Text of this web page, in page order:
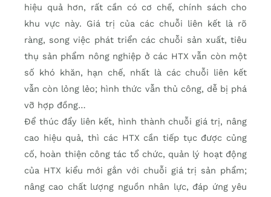
hiệu quả hơn, rất cần có cơ chế, chính sách cho
khu vực này. Giá trị của các chuỗi liên kết là rõ
ràng, song việc phát triển các chuỗi sản xuất, tiêu
thụ sản phẩm nông nghiệp ở các HTX vẫn còn một
số khó khăn, hạn chế, nhất là các chuỗi liên kết
vẫn còn lỏng lẻo; hình thức vẫn thủ công, dễ bị phá
vỡ hợp đồng…
Để thúc đẩy liên kết, hình thành chuỗi giá trị, nâng
cao hiệu quả, thì các HTX cần tiếp tục được củng
cố, hoàn thiện công tác tổ chức, quản lý hoạt động
của HTX kiểu mới gắn với chuỗi giá trị sản phẩm;
nâng cao chất lượng nguồn nhân lực, đáp ứng yêu